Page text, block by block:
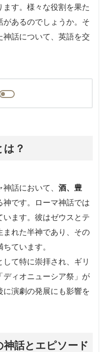
す。様々な役割を果た
あるのでしょうか。そ
話について、英語を交
？
話において、 酒、豊
神です。ローマ神話では
います。彼はゼウスとテ
まれた半神であり、その
ています。
て特に崇拝され、ギリ
ディオニューシア祭」が
演劇の発展にも影響を
話とエピソード